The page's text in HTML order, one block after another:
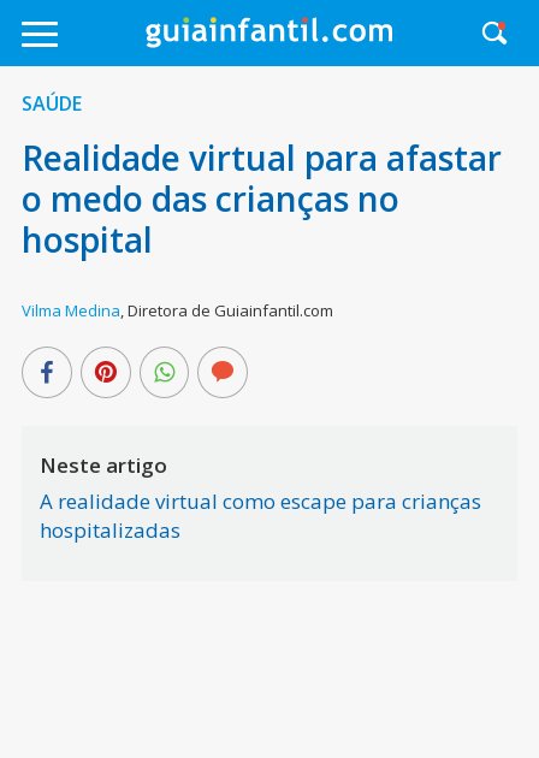
SAÚDE
Realidade virtual para afastar
o medo das crianças no
hospital
Vilma Medina,Diretora de Guiainfantil.com
Neste artigo
A realidade virtual como escape para crianças
hospitalizadas